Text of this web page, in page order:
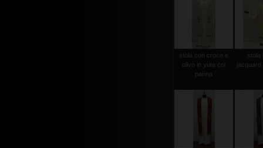
stola con croce e
olivo in yuta col
panna
stola